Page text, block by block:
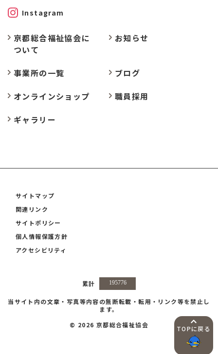
Instagram
京都総合福祉協会に
ついて
お知らせ
事業所の一覧
ブログ
オンラインショップ
職員採用
ギャラリー
サイトマップ
関連リンク
サイトポリシー
個人情報保護方針
アクセシビリティ
累計
当サイト内の文章・写真等内容の無断転載・転用・リンク等を禁止し
ます。
© 2026 京都総合福祉協会
TOPに戻る